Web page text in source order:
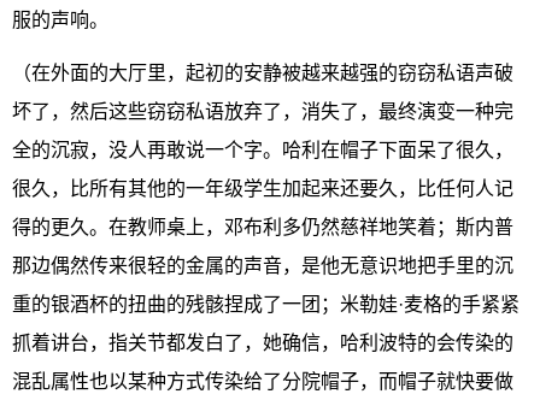
服的声响。
（在外面的大厅里，起初的安静被越来越强的窃窃私语声破
坏了，然后这些窃窃私语放弃了，消失了，最终演变一种完
全的沉寂，没人再敢说一个字。哈利在帽子下面呆了很久，
很久，比所有其他的一年级学生加起来还要久，比任何人记
得的更久。在教师桌上，邓布利多仍然慈祥地笑着；斯内普
那边偶然传来很轻的金属的声音，是他无意识地把手里的沉
重的银酒杯的扭曲的残骸捏成了一团；米勒娃·麦格的手紧紧
抓着讲台，指关节都发白了，她确信，哈利波特的会传染的
混乱属性也以某种方式传染给了分院帽子，而帽子就快要做